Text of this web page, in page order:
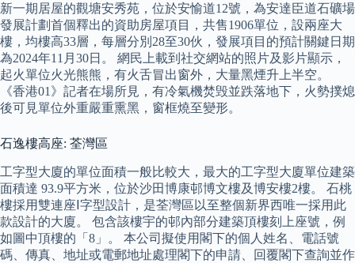
新一期居屋的觀塘安秀苑，位於安愉道12號，為安達臣道石礦場
發展計劃首個釋出的資助房屋項目，共售1906單位，設兩座大
樓，均樓高33層，每層分別28至30伙，發展項目的預計關鍵日期
為2024年11月30日。 網民上載到社交網站的照片及影片顯示，
起火單位火光熊熊，有火舌冒出窗外，大量黑煙升上半空。
《香港01》記者在場所見，有冷氣機焚毁並跌落地下，火勢撲熄
後可見單位外重嚴重熏黑，窗框燒至變形。
石逸樓高座: 荃灣區
工字型大廈的單位面積一般比較大，最大的工字型大廈單位建築
面積達 93.9平方米，位於沙田博康邨博文樓及博安樓2樓。 石桃
樓採用雙連座Ⅰ字型設計，是荃灣區以至整個新界西唯一採用此
款設計的大廈。 包含該樓宇的邨內部分建築頂樓刻上座號，例
如圖中頂樓的「8」。 本公司擬使用閣下的個人姓名、電話號
碼、傳真、地址或電郵地址處理閣下的申請、回覆閣下查詢並作